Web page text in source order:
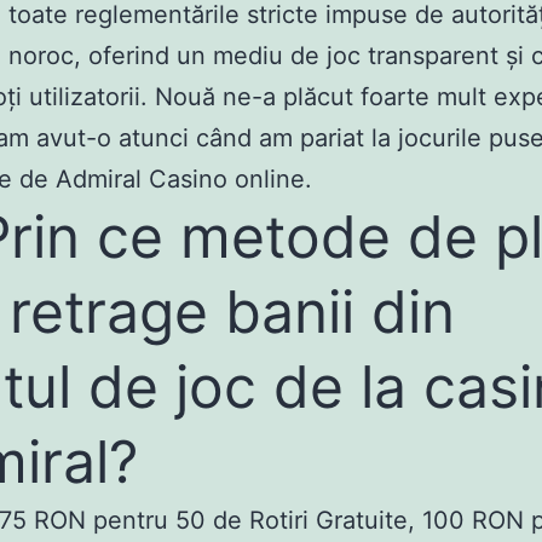
toate reglementările stricte impuse de
noroc, oferind un mediu de joc transparent și
utilizatorii. Nouă ne-a plăcut foarte mult
avut-o atunci când am pariat la jocurile
de Admiral Casino online.
ce metode de
banii din
de joc de la
RON pentru 50 de Rotiri Gratuite, 100 RON